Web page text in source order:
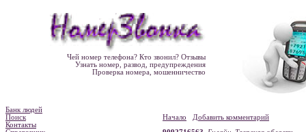
Чей номер телефона? Кто звонил? Отзывы
Узнать номер, развод, предупреждения
Проверка номера, мошенничество
Банк людей
Поиск
Контакты
Начало
Добавить комментарий